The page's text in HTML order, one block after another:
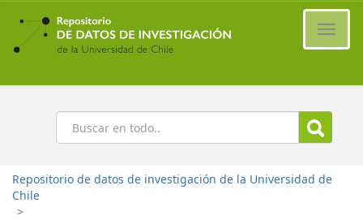
Ir
contenido
principal
Buscar
Repositorio de datos de investigación de la Universidad de
Chile
>